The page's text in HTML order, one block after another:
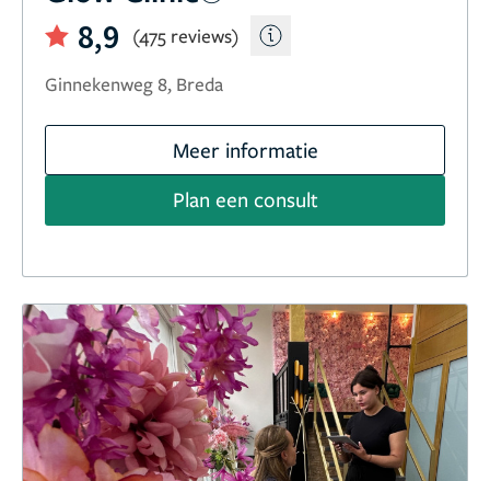
8,9
(475 reviews)
Ginnekenweg 8, Breda
Meer informatie
Plan een consult